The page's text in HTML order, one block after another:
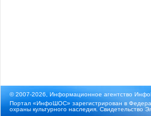
© 2007-2026, Информационное агентство
Портал «ИнфоШОС» зарегистрирован в
охраны культурного наследия. Свидетельство